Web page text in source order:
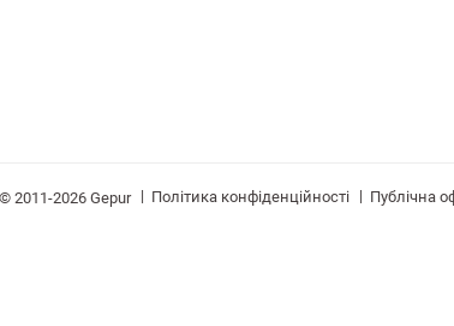
© 2011-2026 Gepur | Політика конфіденційності | Публічна